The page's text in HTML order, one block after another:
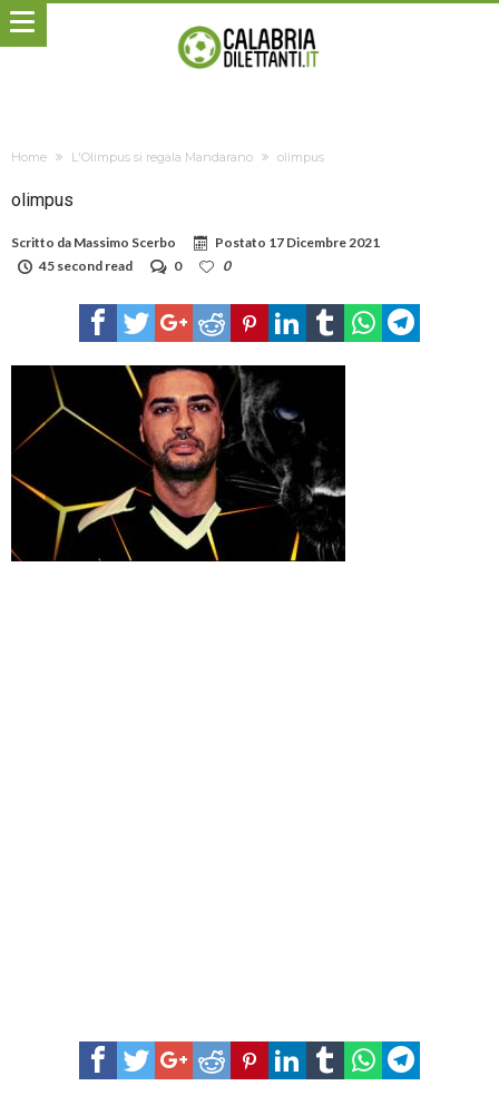
Home L'Olimpus si regala Mandarano olimpus
olimpus
Scritto da Massimo Scerbo Postato 17 Dicembre 2021
45 second read
0 0